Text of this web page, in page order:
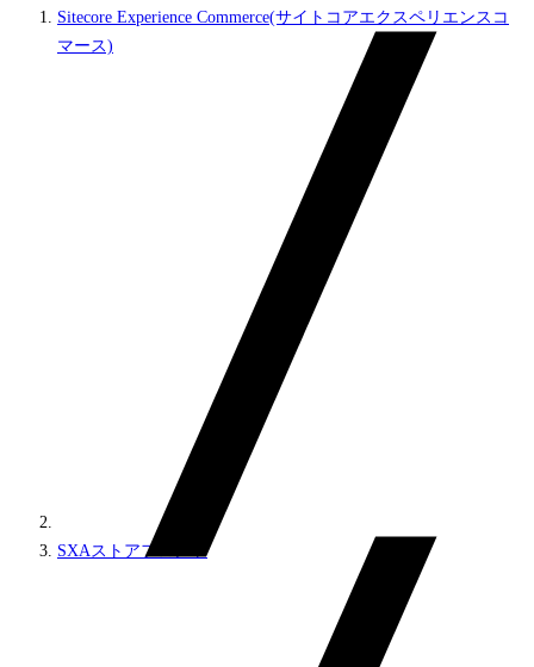
Sitecore Experience Commerce(サイトコアエクスペリエンスコ
マース)
SXAストアフロント